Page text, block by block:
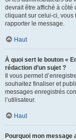
devrait être affiché à côté
cliquant sur celui-ci, vous
rapporter le message.
Haut
À quoi sert le bouton «
rédaction d’un sujet ?
Il vous permet
souhaitez finaliser et
messages enregistrés
l’utilisateur.
Haut
Pourquoi mon message